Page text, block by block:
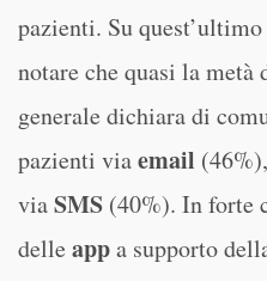
pazienti. Su
notare che quasi la
generale dichiara di
pazienti viaemail
viaSMS (40%). In forte
delle appa supporto